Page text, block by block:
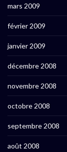
mars 2009
février 2009
janvier 2009
décembre 2008
novembre 2008
octobre 2008
septembre 2008
août 2008